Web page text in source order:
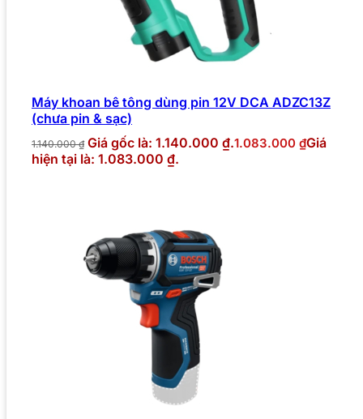
Máy khoan bê tông dùng pin 12V DCA ADZC13Z
(chưa pin & sạc)
1.140.000₫ Giá gốc là: 1.140.000 ₫.1.083.000 ₫Giá
hiện tại là: 1.083.000 ₫.